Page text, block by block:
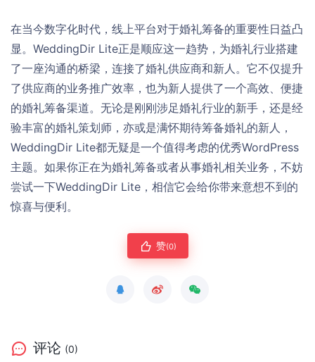
在当今数字化时代，线上平台对于婚礼筹备的重要性日益凸
显。WeddingDir Lite正是顺应这一趋势，为婚礼行业搭建
了一座沟通的桥梁，连接了婚礼供应商和新人。它不仅提升
了供应商的业务推广效率，也为新人提供了一个高效、便捷
的婚礼筹备渠道。无论是刚刚涉足婚礼行业的新手，还是经
验丰富的婚礼策划师，亦或是满怀期待筹备婚礼的新人，
WeddingDir Lite都无疑是一个值得考虑的优秀WordPress
主题。如果你正在为婚礼筹备或者从事婚礼相关业务，不妨
尝试一下WeddingDir Lite，相信它会给你带来意想不到的
惊喜与便利。
赞(0)
评论 (0)